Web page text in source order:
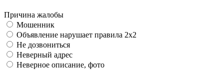
Причина жалобы
Мошенник
Объявление нарушает правила 2x2
Не дозвониться
Неверный адрес
Неверное описание, фото